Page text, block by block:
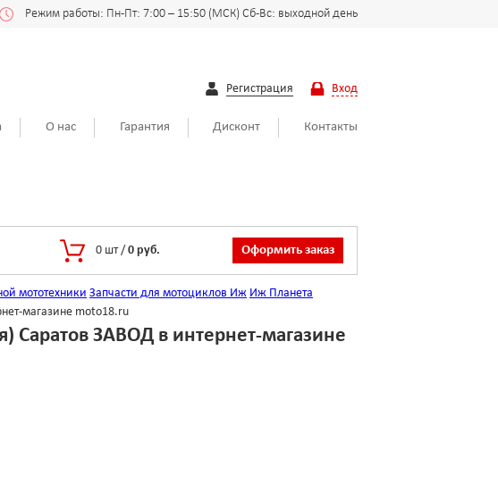
Режим работы: Пн-Пт: 7:00 – 15:50 (МСК) Сб-Вс: выходной день
Регистрация Вход
О нас Гарантия Дисконт Контакты
0 шт / 0 руб. Оформить заказ
мототехники Запчасти для мотоциклов Иж Иж Планета
магазине moto18.ru
ЗАВОД в интернет-магазине